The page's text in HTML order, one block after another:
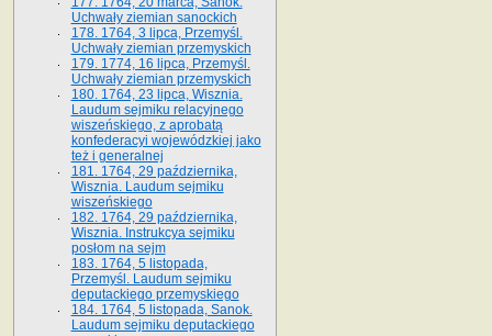
Uchwały ziemian sanockich
178. 1764, 3 lipca, Przemyśl.
Uchwały ziemian przemyskich
179. 1774, 16 lipca, Przemyśl.
Uchwały ziemian przemyskich
180. 1764, 23 lipca, Wisznia.
Laudum sejmiku relacyjnego
wiszeńskiego, z aprobatą
konfederacyi wojewódzkiej jako
też i generalnej
181. 1764, 29 października,
Wisznia. Laudum sejmiku
wiszeńskiego
182. 1764, 29 października,
Wisznia. Instrukcya sejmiku
posłom na sejm
183. 1764, 5 listopada,
Przemyśl. Laudum sejmiku
deputackiego przemyskiego
184. 1764, 5 listopada, Sanok.
Laudum sejmiku deputackiego